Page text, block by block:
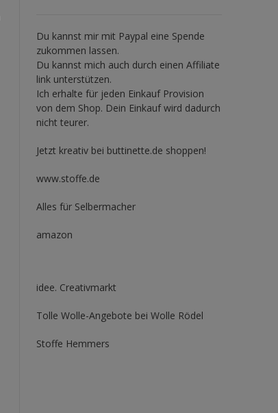
Du kannst mir mit Paypal eine Spende
zukommen lassen.
Du kannst mich auch durch einen Affiliate
link unterstützen.
Ich erhalte für jeden Einkauf Provision
von dem Shop. Dein Einkauf wird dadurch
nicht teurer.
Jetzt kreativ bei buttinette.de shoppen!
www.stoffe.de
Alles für Selbermacher
amazon
idee. Creativmarkt
Tolle Wolle-Angebote bei Wolle Rödel
Stoffe Hemmers